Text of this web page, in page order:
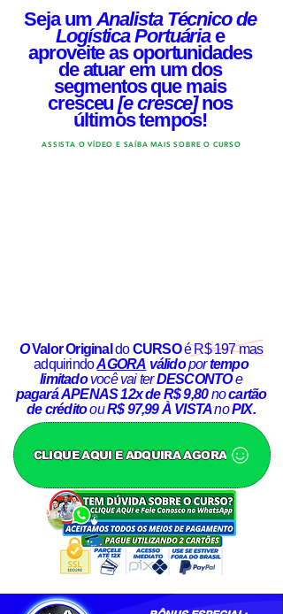
Seja umAnalista Técnico de
Logística Portuáriae
aproveite as oportunidades
de atuar em um dos
segmentos que mais
cresceu[e cresce]nos
últimos tempos!
ASSISTA O VÍDEO E SAÍBA MAIS SOBRE O CURSO
OValor Original doCURSOé R$ 197mas
adquirindoAGORA válidoportempo
limitadovocê vai terDESCONTOe
pagaráAPENAS 12x de R$ 9,80nocartão
de créditoouR$ 97,99 À VISTAnoPIX.
CLIQUE AQUI E ADQUIRA AGORA